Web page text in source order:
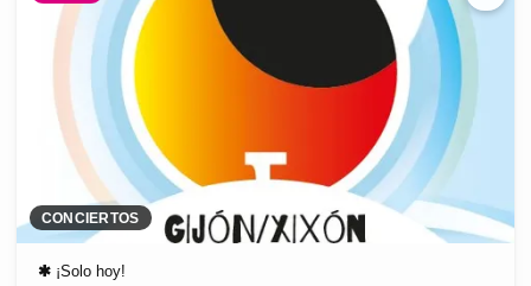
CONCIERTOS
✱ ¡Solo hoy!